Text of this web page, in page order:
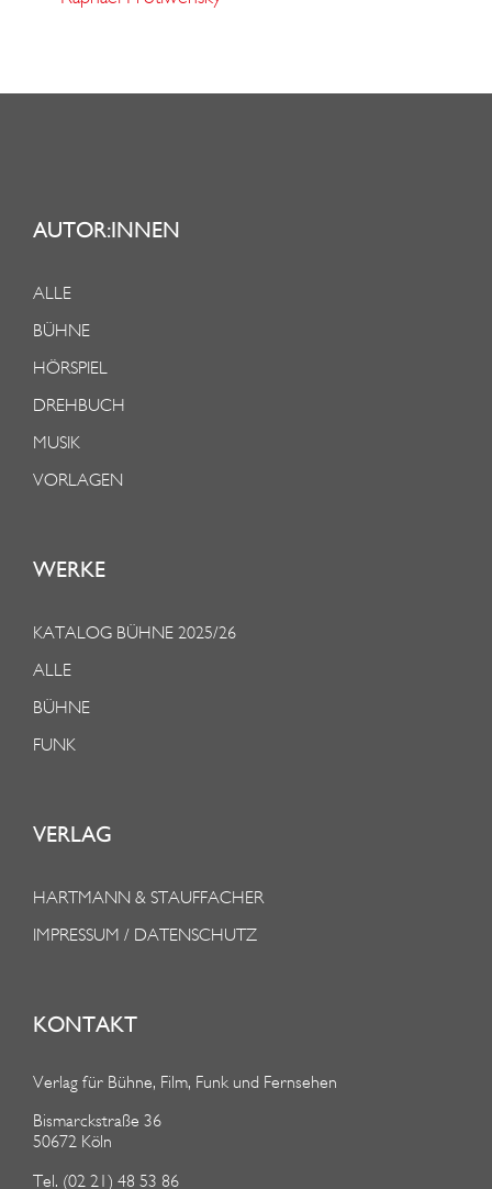
AUTOR:INNEN
ALLE
BÜHNE
HÖRSPIEL
DREHBUCH
MUSIK
VORLAGEN
WERKE
KATALOG BÜHNE 2025/26
ALLE
BÜHNE
FUNK
VERLAG
HARTMANN & STAUFFACHER
IMPRESSUM / DATENSCHUTZ
KONTAKT
Verlag für Bühne, Film, Funk und Fernsehen
Bismarckstraße 36
50672 Köln
Tel. (02 21) 48 53 86